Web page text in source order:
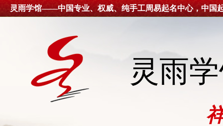
灵雨学馆——中国专业、权威、纯手工周易起名中心，中国
灵雨